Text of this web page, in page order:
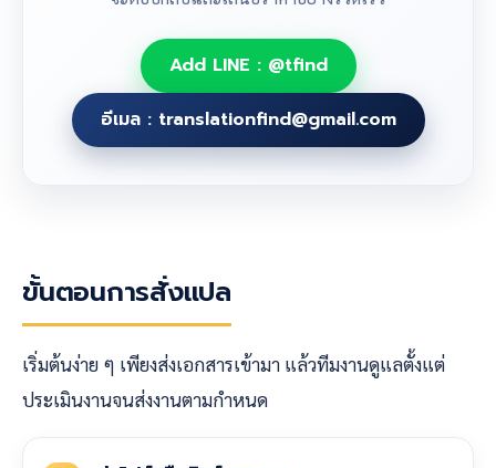
Add LINE : @tfind
อีเมล : translationfind@gmail.com
ขั้นตอนการสั่งแปล
เริ่มต้นง่าย ๆ เพียงส่งเอกสารเข้ามา แล้วทีมงานดูแลตั้งแต่
ประเมินงานจนส่งงานตามกำหนด